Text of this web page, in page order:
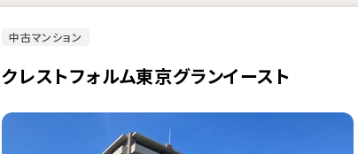
中古マンション
クレストフォルム東京グランイースト